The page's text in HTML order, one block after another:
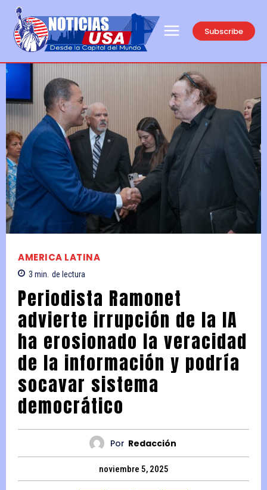
Subscribe
AMERICA LATINA
3 min. de lectura
Periodista Ramonet
advierte irrupción de la IA
ha erosionado la veracidad
de la información y podría
socavar sistema
democrático
Por Redacción
noviembre 5, 2025